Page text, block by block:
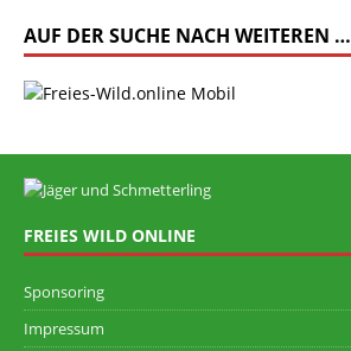
AUF DER SUCHE NACH WEITEREN …
FREIES WILD ONLINE
Sponsoring
Impressum